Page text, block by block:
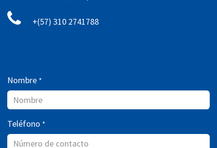
+(57) 310 2741788
Nombre *
Teléfono *